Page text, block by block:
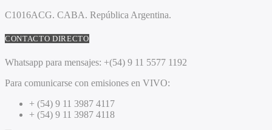
C1016ACG. CABA. República Argentina.
CONTACTO DIRECTO
Whatsapp para mensajes: +(54) 9 11 5577 1192
Para comunicarse con emisiones en VIVO:
+ (54) 9 11 3987 4117
+ (54) 9 11 3987 4118